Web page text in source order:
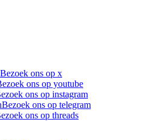
Bezoek ons op x
ons op youtube
ons op instagram
Bezoek ons op telegram
ons op threads